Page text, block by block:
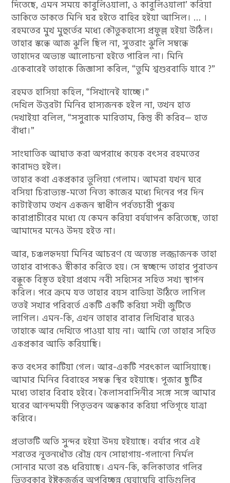
দিতেছে, এমন সময়ে কাবুলিওয়ালা, ও কাবুলিওয়ালা’ করিয়া
ডাকিতে ডাকতে মিনি ঘর হইতে বাহির হইয়া আসিল। … ।
রহমতের মুখ মুহুর্তের মধ্যে কৌতুকহাস্যে প্রফুল্ল হইয়া উঠিল।
তাহার স্কন্ধে আজ ঝুলি ছিল না, সুতরাং ঝুলি সম্বন্ধে
তাহাদের অভ্যন্ত আলোচনা হইতে পারিল না। মিনি
একেবারেই তাহাকে জিজ্ঞাসা করিল, “তুমি শ্বশুরবাড়ি যাবে ?”
রহমত হাসিয়া কহিল, “সিখানেই যাচ্ছে।”
দেখিল উত্তরটা মিনির হাস্যজনক হইল না, তখন হাত
দেখাইয়া বলিল, “সসুরাকে মারিতাম, কিন্তু কী করিব— হাত
বাঁধা।”
সাংঘাতিক আঘাত করা অপরাধে কয়েক বৎসর রহমতের
কারাদণ্ড হইল।
তাহার কথা একপ্রকার ভুলিয়া গেলাম। আমরা যখন ঘরে
বসিয়া চিরাভ্যস্ত-মতো নিত্য কাজের মধ্যে দিনের পর দিন
কাটাইতাম তখন একজন স্বাধীন পর্বতচারী পুরুষ
কারাপ্রাচীরের মধ্যে যে কেমন করিয়া বর্ষযাপন করিতেছে, তাহা
আমাদের মনেও উদয় হইত না।
আর, চঞ্চলহৃদয়া মিনির আচরণ যে অত্যন্ত লজ্জাজনক তাহা
তাহার বাপকেও স্বীকার করিতে হয়। সে স্বচ্ছন্দে তাহার পুরাতন
বন্ধুকে বিস্তৃত হইয়া প্রথমে নবী সহিসের সহিত সখ্য স্থাপন
করিল। পরে ক্রমে যত তাহার বয়স বাডিয়া উঠিতে লাগিল
ততই সখার পরিবর্তে একটি একটি করিয়া সখী জুটিতে
লাগিল। এমন-কি, এখন তাহার বাবার লিখিবার ঘরেও
তাহাকে আর দেখিতে পাওয়া যায় না। আমি তো তাহার সহিত
একপ্রকার আড়ি করিয়াছি।
কত বৎসর কাটিয়া গেল। আর-একটি শরৎকাল আসিয়াছে।
আমার মিনির বিবাহের সম্বন্ধ স্থির হইয়াছে। পূজার ছুটির
মধ্যে তাহার বিবাহ হইবে। কৈলাসবাসিনীর সঙ্গে সঙ্গে আমার
ঘরের আনন্দময়ী পিতৃভবন অন্ধকার করিয়া পতিগৃহে যাত্রা
করিবে।
প্রভাতটি অতি সুন্দর হইয়া উদয় হইয়াছে। বর্ষার পরে এই
শরতের নূতনধৌত রৌদ্র যেন সোহাগায়-গলানো নির্মল
সোনার মতো রঙ ধরিয়াছে। এমন-কি, কলিকাতার গলির
ভিতরকার ইষ্টকজর্জর অপরিচ্ছন্ন ঘেষাঘেষি বাড়িগুলির